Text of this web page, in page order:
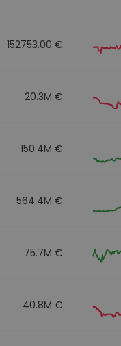
152753.00 €
20.3M €
150.4M €
564.4M €
75.7M €
40.8M €